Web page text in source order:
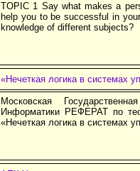
TOPIC 1 Say what makes a
help you to be successful in
knowledge of different subjects?
«Нечеткая логика в системах
Московская
Информатики РЕФЕРАТ по
«Нечеткая логика в системах